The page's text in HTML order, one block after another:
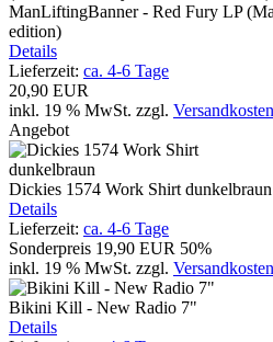
ManLiftingBanner - Red Fury LP
edition)
Details
Lieferzeit: ca. 4-6 Tage
20,90 EUR
inkl. 19 % MwSt. zzgl. Versandkosten
Angebot
Dickies 1574 Work Shirt dunkelbraun
Details
Lieferzeit: ca. 4-6 Tage
Sonderpreis 19,90 EUR 50%
inkl. 19 % MwSt. zzgl. Versandkosten
Bikini Kill - New Radio 7"
Details